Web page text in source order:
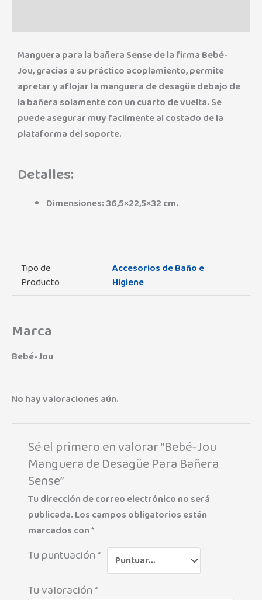
Manguera para la bañera Sense de la firma Bebé-
Jou, gracias a su práctico acoplamiento, permite
apretar y aflojar la manguera de desagüe debajo de
la bañera solamente con un cuarto de vuelta. Se
puede asegurar muy facilmente al costado de la
plataforma del soporte.
Detalles:
Dimensiones: 36,5×22,5×32 cm.
Tipo de
Producto
Accesorios de Baño e
Higiene
Marca
Bebé-Jou
No hay valoraciones aún.
Sé el primero en valorar “Bebé-Jou
Manguera de Desagüe Para Bañera
Sense”
Tu dirección de correo electrónico no será
publicada.Los campos obligatorios están
marcados con*
Tu puntuación*
Tu valoración*